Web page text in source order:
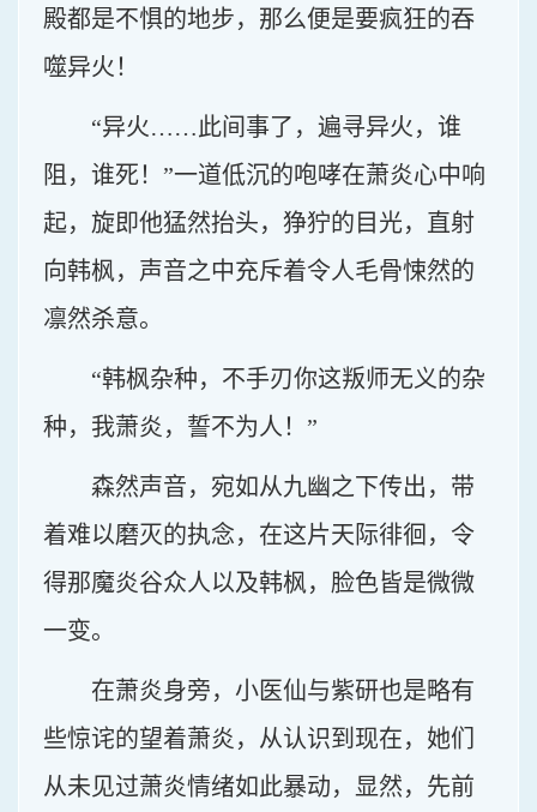
殿都是不惧的地步，那么便是要疯狂的吞
噬异火！
“异火……此间事了，遍寻异火，谁
阻，谁死！”一道低沉的咆哮在萧炎心中响
起，旋即他猛然抬头，狰狞的目光，直射
向韩枫，声音之中充斥着令人毛骨悚然的
凛然杀意。
“韩枫杂种，不手刃你这叛师无义的杂
种，我萧炎，誓不为人！”
森然声音，宛如从九幽之下传出，带
着难以磨灭的执念，在这片天际徘徊，令
得那魔炎谷众人以及韩枫，脸色皆是微微
一变。
在萧炎身旁，小医仙与紫研也是略有
些惊诧的望着萧炎，从认识到现在，她们
从未见过萧炎情绪如此暴动，显然，先前